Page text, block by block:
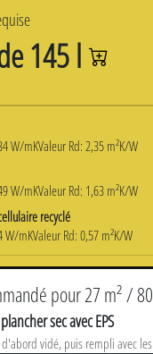
145 l
W/mKValeur Rd: 2,35 m²K/W
W/mKValeur Rd: 1,63 m²K/W
recyclé
W/mKValeur Rd: 0,57 m²K/W
pour 27 m² /
sec avec EPS
vidé, puis rempli avec